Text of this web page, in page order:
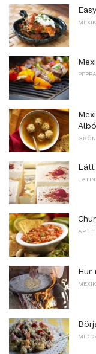
Lätt
Hur